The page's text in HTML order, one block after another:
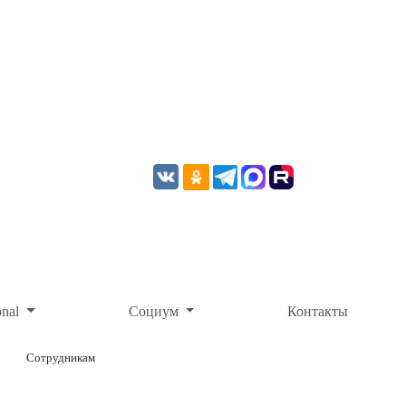
Социум Контакты
Сотрудникам